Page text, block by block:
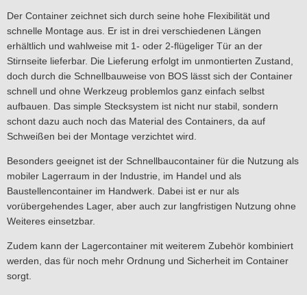
Der Container zeichnet sich durch seine hohe Flexibilität und
schnelle Montage aus. Er ist in drei verschiedenen Längen
erhältlich und wahlweise mit 1- oder 2-flügeliger Tür an der
Stirnseite lieferbar. Die Lieferung erfolgt im unmontierten Zustand,
doch durch die Schnellbauweise von BOS lässt sich der Container
schnell und ohne Werkzeug problemlos ganz einfach selbst
aufbauen. Das simple Stecksystem ist nicht nur stabil, sondern
schont dazu auch noch das Material des Containers, da auf
Schweißen bei der Montage verzichtet wird.
Besonders geeignet ist der Schnellbaucontainer für die Nutzung als
mobiler Lagerraum in der Industrie, im Handel und als
Baustellencontainer im Handwerk. Dabei ist er nur als
vorübergehendes Lager, aber auch zur langfristigen Nutzung ohne
Weiteres einsetzbar.
Zudem kann der Lagercontainer mit weiterem Zubehör kombiniert
werden, das für noch mehr Ordnung und Sicherheit im Container
sorgt.